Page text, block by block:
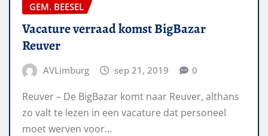
GEM. BEESEL
Vacature verraad komst BigBazar
Reuver
AVLimburg sep 21, 2019 0
Reuver – De BigBazar komt naar Reuver, althans
zo valt te lezen in een vacature dat personeel
moet werven voor…